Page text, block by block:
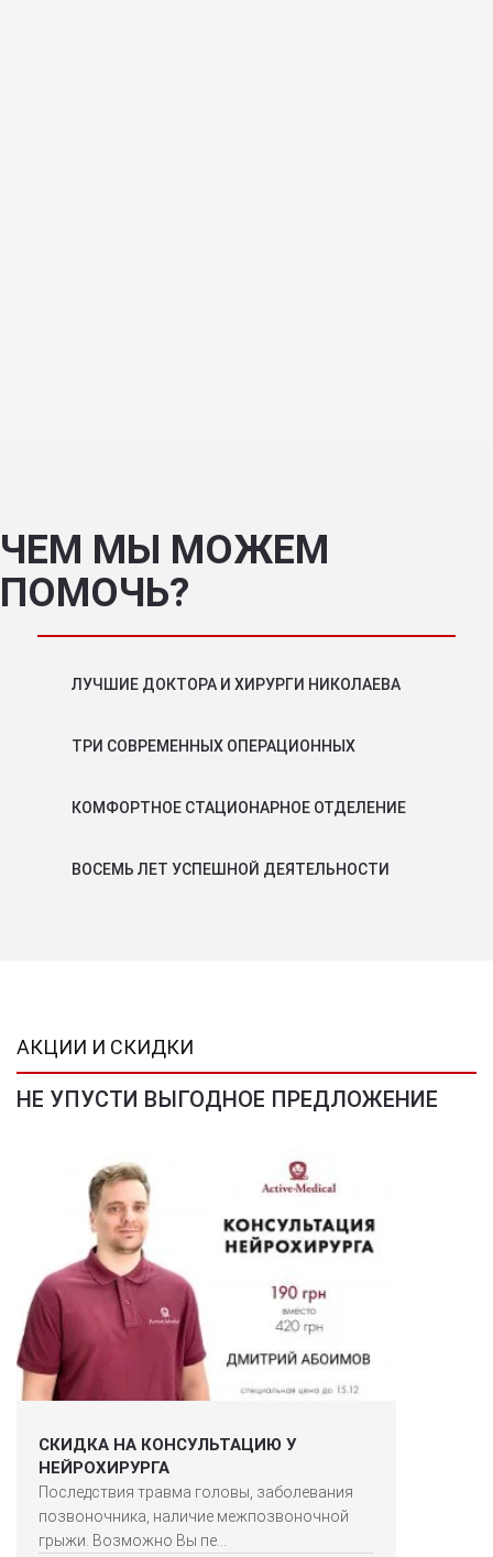
ЧЕМ МЫ МОЖЕМ
ПОМОЧЬ?
ЛУЧШИЕ ДОКТОРА И ХИРУРГИ НИКОЛАЕВА
ТРИ СОВРЕМЕННЫХ ОПЕРАЦИОННЫХ
КОМФОРТНОЕ СТАЦИОНАРНОЕ ОТДЕЛЕНИЕ
ВОСЕМЬ ЛЕТ УСПЕШНОЙ ДЕЯТЕЛЬНОСТИ
АКЦИИ И СКИДКИ
НЕ УПУСТИ ВЫГОДНОЕ ПРЕДЛОЖЕНИЕ
СКИДКА НА КОНСУЛЬТАЦИЮ У
НЕЙРОХИРУРГА
Последствия травма головы, заболевания
позвоночника, наличие межпозвоночной
грыжи. Возможно Вы пе...